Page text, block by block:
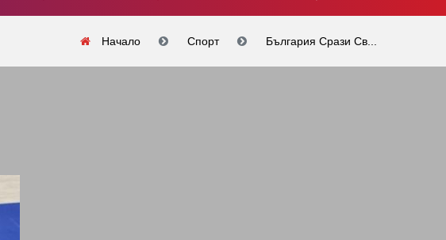
Начало Спорт България Срази Св...